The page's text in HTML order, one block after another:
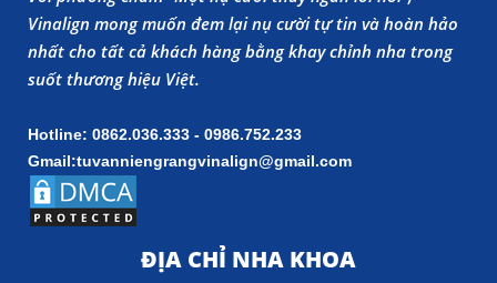
Vinalign mong muốn đem lại nụ cười tự tin và hoàn hảo
nhất cho tất cả khách hàng bằng khay chỉnh nha trong
suốt thương hiệu Việt.
Hotline: 0862.036.333 - 0986.752.233
Gmail:tuvanniengrangvinalign@gmail.com
ĐỊA CHỈ NHA KHOA